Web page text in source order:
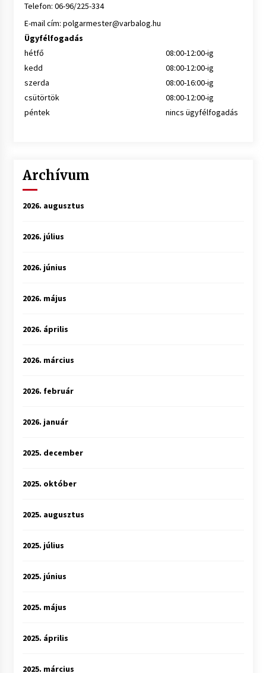
Telefon: 06-96/225-334
E-mail cím: polgarmester@varbalog.hu
Ügyfélfogadás
hétfő
08:00-12:00-ig
kedd
08:00-12:00-ig
szerda
08:00-16:00-ig
csütörtök
08:00-12:00-ig
péntek
nincs ügyfélfogadás
Archívum
2026. augusztus
2026. július
2026. június
2026. május
2026. április
2026. március
2026. február
2026. január
2025. december
2025. október
2025. augusztus
2025. július
2025. június
2025. május
2025. április
2025. március